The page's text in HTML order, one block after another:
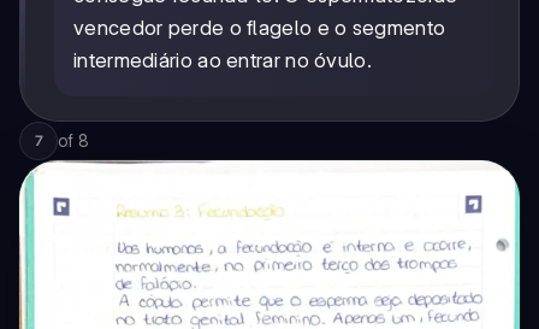
vencedor perde o flagelo e o segmento
intermediário ao entrar no óvulo.
7 of 8